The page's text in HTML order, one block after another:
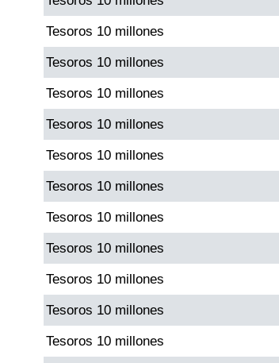
Pick 4 Día
Pick 4 Noche
Pijao de Oro
Saman de la suerte
Sinuano Día
Sinuano Noche
Super Chontico Noche
Tesoros 10 millones
Tesoros 10 millones
Tesoros 10 millones
Tesoros 10 millones
Tesoros 10 millones
Tesoros 10 millones
Tesoros 10 millones
Tesoros 10 millones
Tesoros 10 millones
Tesoros 10 millones
Tesoros 10 millones